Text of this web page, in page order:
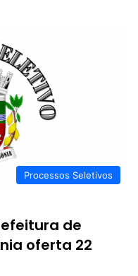
Processos Seletivos
de
oferta 22